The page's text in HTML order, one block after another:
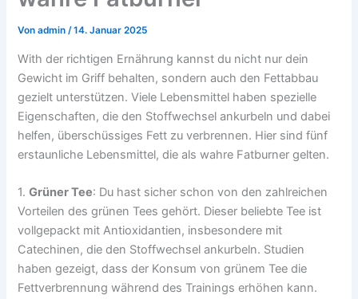
Vonadmin/14. Januar 2025
With der richtigen Ernährung kannst du nicht nur dein
Gewicht im Griff behalten, sondern auch den Fettabbau
gezielt unterstützen. Viele Lebensmittel haben spezielle
Eigenschaften, die den Stoffwechsel ankurbeln und dabei
helfen, überschüssiges Fett zu verbrennen. Hier sind fünf
erstaunliche Lebensmittel, die als wahre Fatburner gelten.
1.Grüner Tee: Du hast sicher schon von den zahlreichen
Vorteilen des grünen Tees gehört. Dieser beliebte Tee ist
vollgepackt mit Antioxidantien, insbesondere mit
Catechinen, die den Stoffwechsel ankurbeln. Studien
haben gezeigt, dass der Konsum von grünem Tee die
Fettverbrennung während des Trainings erhöhen kann.